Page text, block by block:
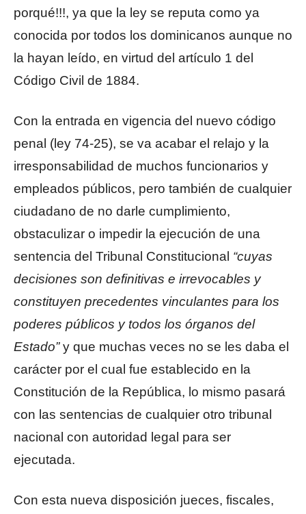
porqué!!!, ya que la ley se reputa como ya
conocida por todos los dominicanos aunque no
la hayan leído, en virtud del artículo 1 del
Código Civil de 1884.
Con la entrada en vigencia del nuevo código
penal (ley 74-25), se va acabar el relajo y la
irresponsabilidad de muchos funcionarios y
empleados públicos, pero también de cualquier
ciudadano de no darle cumplimiento,
obstaculizar o impedir la ejecución de una
sentencia del Tribunal Constitucional “cuyas
decisiones son definitivas e irrevocables y
constituyen precedentes vinculantes para los
poderes públicos y todos los órganos del
Estado”y que muchas veces no se les daba el
carácter por el cual fue establecido en la
Constitución de la República, lo mismo pasará
con las sentencias de cualquier otro tribunal
nacional con autoridad legal para ser
ejecutada.
Con esta nueva disposición jueces, fiscales,